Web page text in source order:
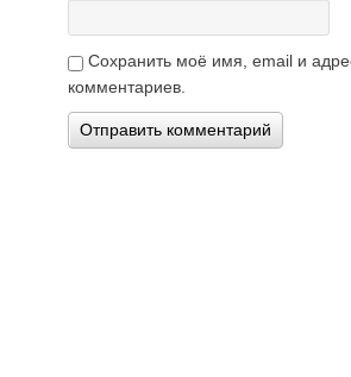
Сохранить моё имя, email и
комментариев.